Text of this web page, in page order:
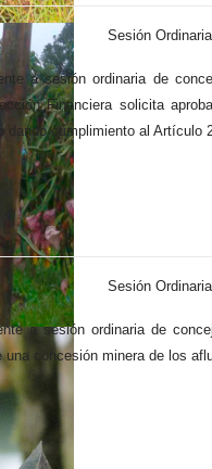
Sesión
a sesión ordinaria de
Financiera solicita
cumplimiento al Artículo
Sesión
a sesión ordinaria de
concesión minera de los